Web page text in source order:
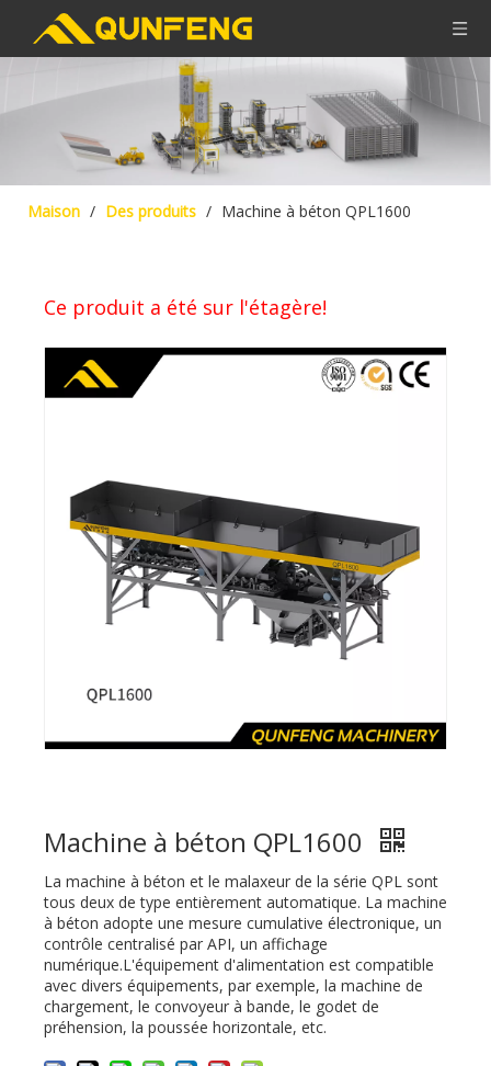
Maison / Des produits / Machine à béton QPL1600
Ce produit a été sur l'étagère!
Machine à béton QPL1600
La machine à béton et le malaxeur de la série QPL sont
tous deux de type entièrement automatique. La machine
à béton adopte une mesure cumulative électronique, un
contrôle centralisé par API, un affichage
numérique.L'équipement d'alimentation est compatible
avec divers équipements, par exemple, la machine de
chargement, le convoyeur à bande, le godet de
préhension, la poussée horizontale, etc.